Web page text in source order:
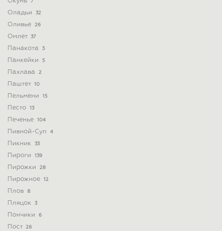
7
Оладьи 32
Оливье 26
Омлет 37
Панакота 3
Панкейки 5
Пахлава 2
Паштет 10
Пельмени 15
Песто 13
Печенье 104
Пивной-Суп 4
Пикник 33
Пироги 139
Пирожки 28
Пирожное 12
Плов 8
Пляцок 3
Пончики 6
Пост 26